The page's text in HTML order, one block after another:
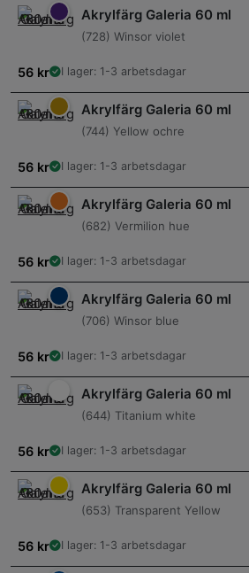
Akrylfärg Galeria 60 ml
(728) Winsor violet
56 kr I lager: 1-3 arbetsdagar
Akrylfärg Galeria 60 ml
(744) Yellow ochre
56 kr I lager: 1-3 arbetsdagar
Akrylfärg Galeria 60 ml
(682) Vermilion hue
56 kr I lager: 1-3 arbetsdagar
Akrylfärg Galeria 60 ml
(706) Winsor blue
56 kr I lager: 1-3 arbetsdagar
Akrylfärg Galeria 60 ml
(644) Titanium white
56 kr I lager: 1-3 arbetsdagar
Akrylfärg Galeria 60 ml
(653) Transparent Yellow
56 kr I lager: 1-3 arbetsdagar